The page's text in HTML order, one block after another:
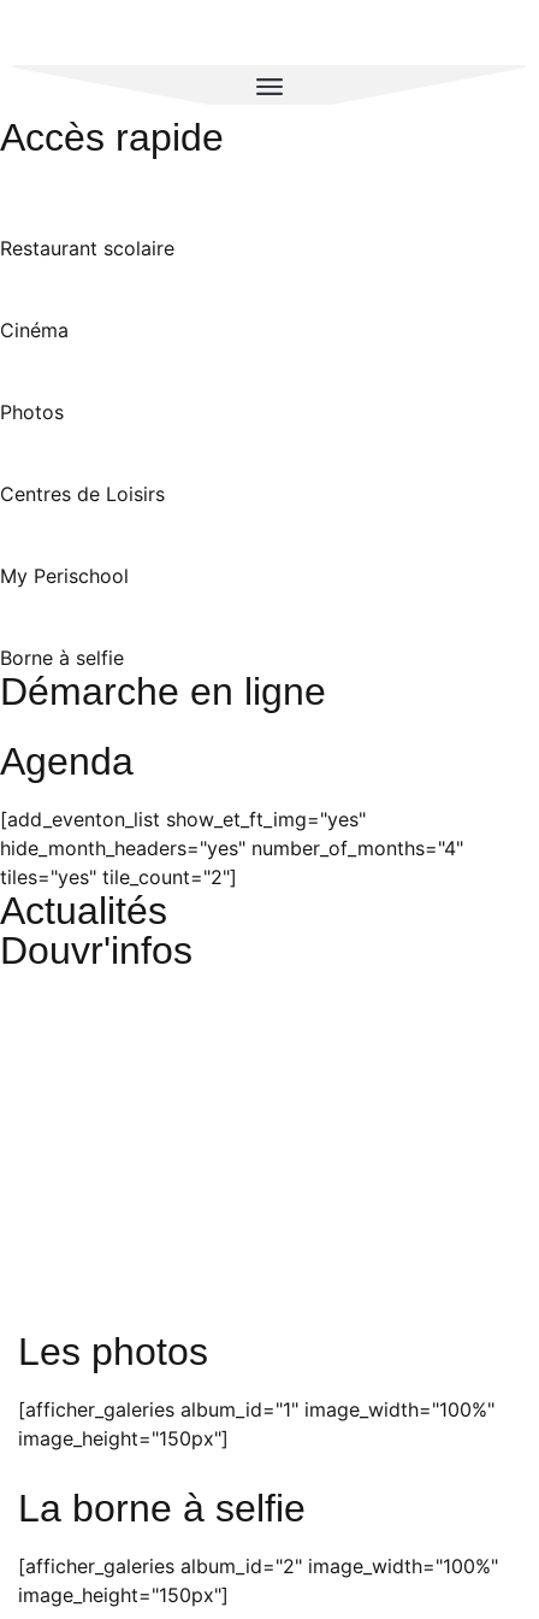
Accès rapide
Restaurant scolaire
Cinéma
Photos
Centres de Loisirs
My Perischool
Borne à selfie
Démarche en ligne
Agenda
[add_eventon_list show_et_ft_img="yes"
hide_month_headers="yes" number_of_months="4"
tiles="yes" tile_count="2"]
Actualités
Douvr'infos
Les photos
[afficher_galeries album_id="1" image_width="100%"
image_height="150px"]
La borne à selfie
[afficher_galeries album_id="2" image_width="100%"
image_height="150px"]